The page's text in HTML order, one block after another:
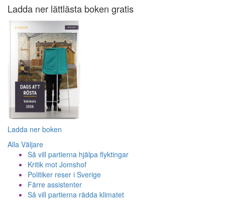
Ladda ner lättlästa boken gratis
Ladda ner boken
Alla Väljare
Så vill partierna hjälpa flyktingar
Kritik mot Jomshof
Politiker reser i Sverige
Färre assistenter
Så vill partierna rädda klimatet